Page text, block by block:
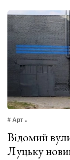
# Арт
Відомий
Луцьку